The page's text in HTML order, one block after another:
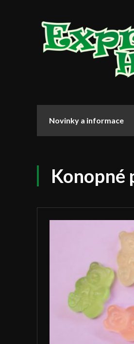
Novinky a informace
Konopné